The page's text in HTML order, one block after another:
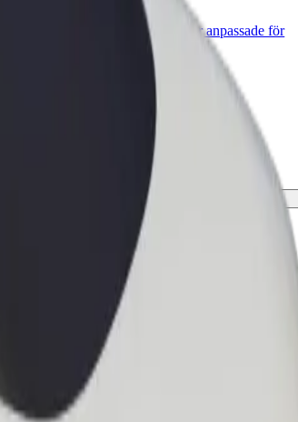
Bolt for Business
Bolts produkter och tjänster anpassade för
perfekta lösningen för din resa.